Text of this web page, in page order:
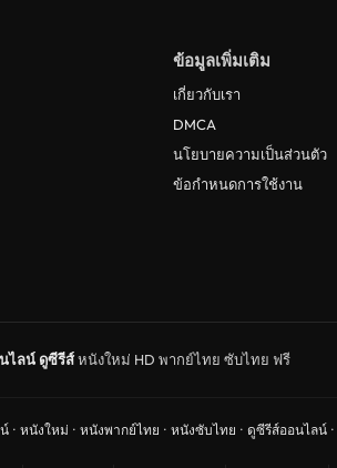
ข้อมูลเพิ่มเติม
เกี่ยวกับเรา
DMCA
นโยบายความเป็นส่วนตัว
ข้อกำหนดการใช้งาน
ไลน์ ดูซีรีส์หนังใหม่ HD พากย์ไทย ซับไทย ฟรี
· หนังใหม่ · หนังพากย์ไทย · หนังซับไทย · ดูซีรีส์ออนไลน์ ·